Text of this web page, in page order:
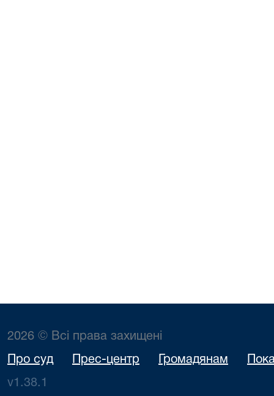
2026 © Всі права захищені
Про суд Прес-центр Громадянам
v1.38.1